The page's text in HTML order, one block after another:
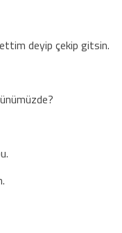
deyip çekip gitsin.